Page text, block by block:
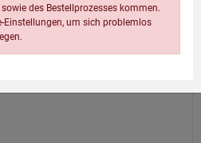
des Bestellprozesses kommen.
Einstellungen, um sich problemlos